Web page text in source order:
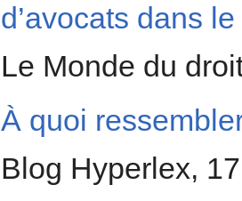
d’avocats dans
Le Monde du
À quoi
Blog Hyperlex,